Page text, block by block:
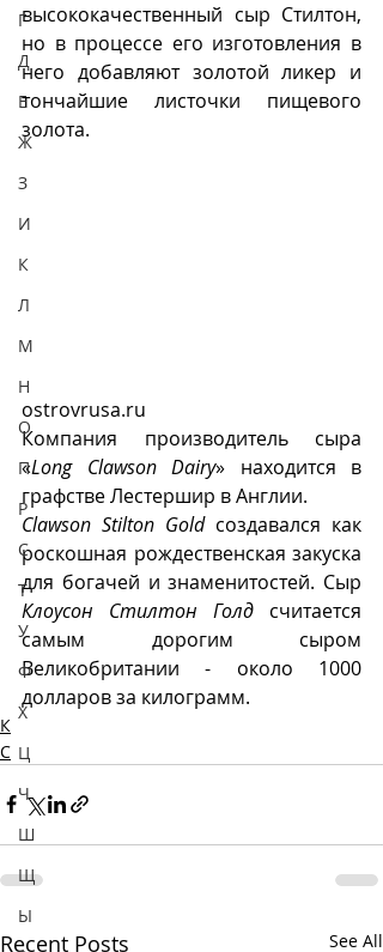
Г
Д
Е
Ж
З
И
К
Л
М
Н
О
П
Р
С
Т
У
Ф
Х
Ц
Ч
Ш
Щ
Ы
высококачественный сыр Стилтон,
но в процессе его изготовления в
него добавляют золотой ликер и
тончайшие листочки пищевого
золота.
ostrovrusa.ru
Компания производитель сыра
«Long Clawson Dairy» находится в
графстве Лестершир в Англии.
Clawson Stilton Gold создавался как
роскошная рождественская закуска
Клоусон Стилтон Голд считается
самым дорогим сыром
Великобритании - около 1000
долларов за килограмм.
К
С
Recent Posts See All